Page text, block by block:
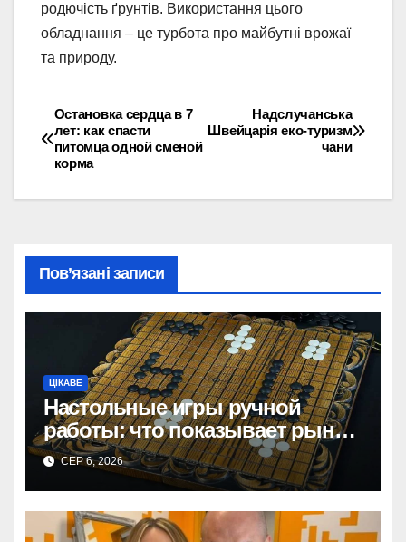
родючість ґрунтів. Використання цього
обладнання – це турбота про майбутні врожаї
та природу.
Навігація
записів
Надслучанська
Швейцарія еко-туризм
чани
Остановка сердца в 7
лет: как спасти
питомца одной сменой
корма
Пов’язані записи
ЦІКАВЕ
Настольные игры ручной
работы: что показывает рынок
и почему цифры говорят сами
за себя
СЕР 6, 2026